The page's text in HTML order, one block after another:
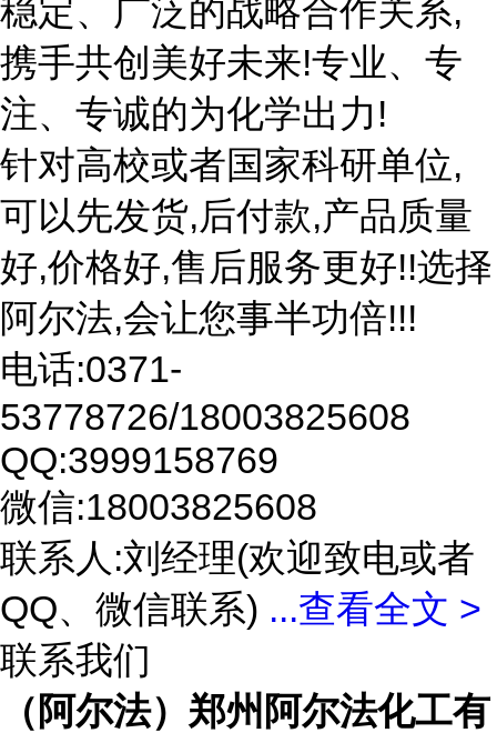
稳定、广泛的战略合作关系,
携手共创美好未来!专业、专
注、专诚的为化学出力!
针对高校或者国家科研单位,
可以先发货,后付款,产品质量
好,价格好,售后服务更好!!选择
阿尔法,会让您事半功倍!!!
电话:0371-
53778726/18003825608
QQ:3999158769
微信:18003825608
联系人:刘经理(欢迎致电或者
QQ、微信联系) ...查看全文 >
联系我们
（阿尔法）郑州阿尔法化工有